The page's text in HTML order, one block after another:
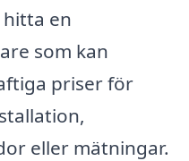
en
som kan
priser för
eller mätningar.